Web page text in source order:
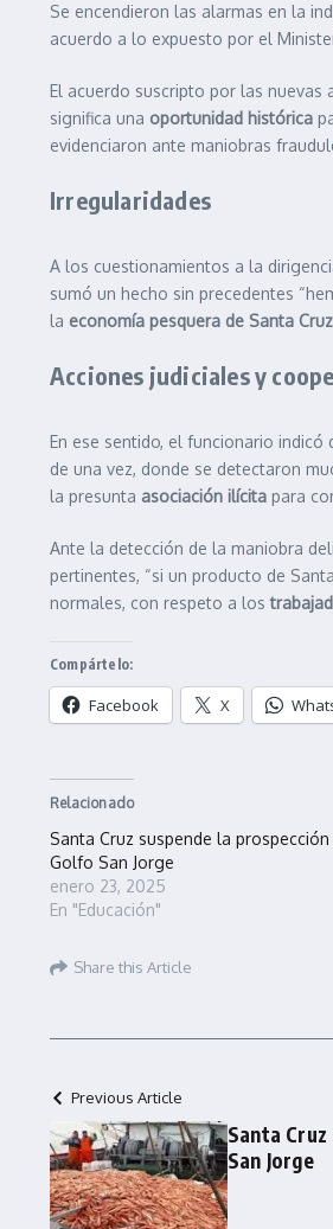
Se encendieron las alarmas en la
acuerdo a lo expuesto por el
El acuerdo suscripto por las nuevas
significa una oportunidad histórica
evidenciaron ante maniobras
Irregularidades
A los cuestionamientos a la
sumó un hecho sin precedentes
la economía pesquera de Santa Cruz
Acciones judiciales y
En ese sentido, el funcionario
de una vez, donde se detectaron
la presunta asociación ilícita para
Ante la detección de la maniobra
pertinentes, “si un producto de
normales, con respeto a los
Compártelo:
Facebook X
Relacionado
Santa Cruz suspende la
Golfo San Jorge
enero 23, 2025
En "Educación"
Share this Article
Previous Article
Santa
San Jorge